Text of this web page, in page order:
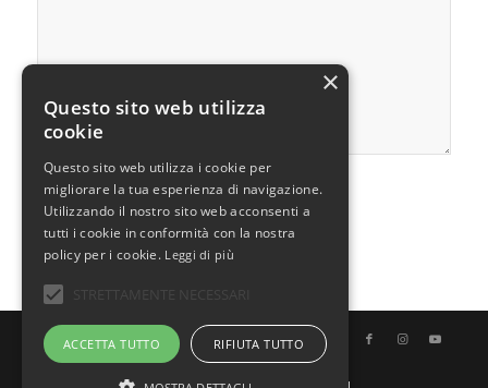
© Copyright - Uno Chef per Gaia
×
Questo sito web utilizza
cookie
Questo sito web utilizza i cookie per
migliorare la tua esperienza di navigazione.
Utilizzando il nostro sito web acconsenti a
tutti i cookie in conformità con la nostra
policy per i cookie. Leggi di più
ACCETTA TUTTO RIFIUTA TUTTO